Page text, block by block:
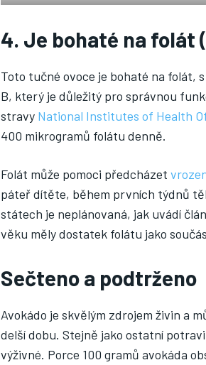
4. Je bohaté na folát
Toto tučné ovoce je bohaté na folát,
B, který je důležitý pro správnou
stravy National Institutes of Health
400 mikrogramů folátu denně.
Folát může pomoci předcházet
páteř dítěte, během prvních týdnů
státech je neplánovaná, jak uvádí
věku měly dostatek folátu jako
Sečteno a podtrženo
Avokádo je skvělým zdrojem živin a
delší dobu. Stejně jako ostatní
výživné. Porce 100 gramů avokáda